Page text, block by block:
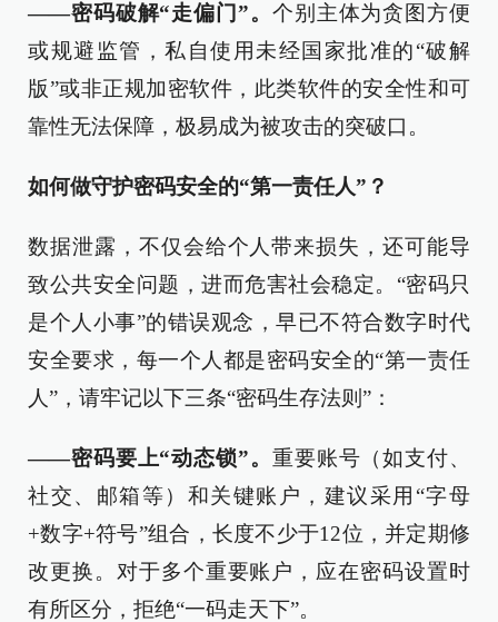
——密码破解“走偏门”。 个别主体为贪图方便
或规避监管，私自使用未经国家批准的“破解
版”或非正规加密软件，此类软件的安全性和可
靠性无法保障，极易成为被攻击的突破口。
如何做守护密码安全的“第一责任人”？
数据泄露，不仅会给个人带来损失，还可能导
致公共安全问题，进而危害社会稳定。“密码只
是个人小事”的错误观念，早已不符合数字时代
安全要求，每一个人都是密码安全的“第一责任
人”，请牢记以下三条“密码生存法则”：
——密码要上“动态锁”。 重要账号（如支付、
社交、邮箱等）和关键账户，建议采用“字母
+数字+符号”组合，长度不少于12位，并定期修
改更换。对于多个重要账户，应在密码设置时
有所区分，拒绝“一码走天下”。